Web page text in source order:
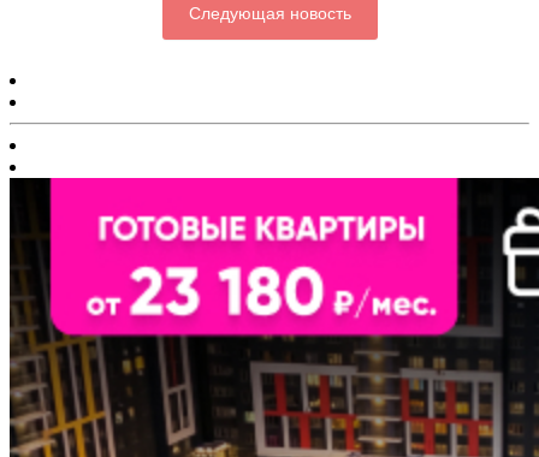
Следующая новость